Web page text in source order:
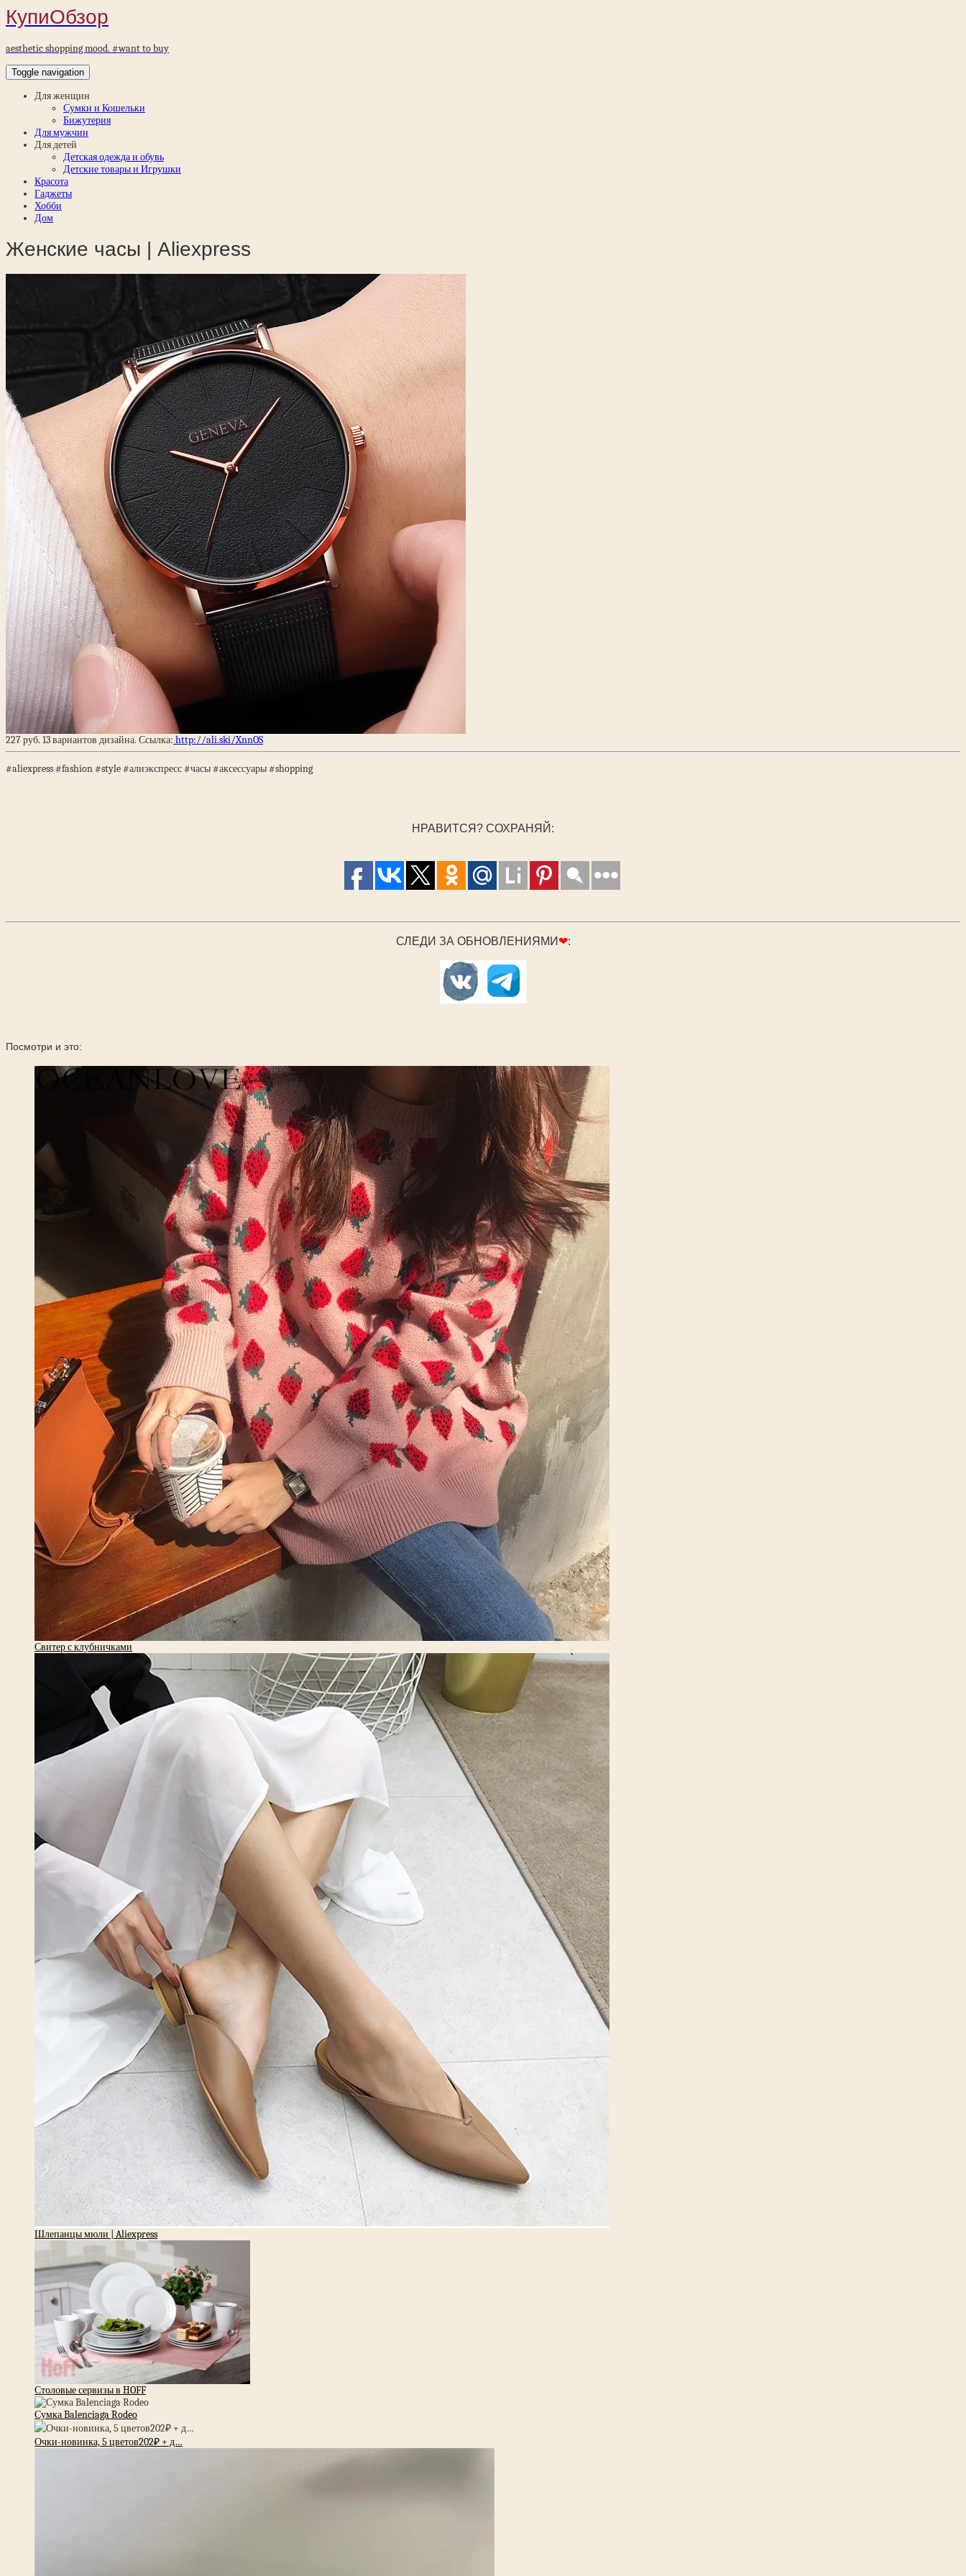
КупиОбзор
aesthetic shopping mood. #want to buy
Toggle navigation
Для женщин
Сумки и Кошельки
Бижутерия
Для мужчин
Для детей
Детская одежда и обувь
Детские товары и Игрушки
Красота
Гаджеты
Хобби
Дом
Женские часы | Aliexpress
227 руб. 13 вариантов дизайна. Ссылка: http://ali.ski/XnnOS
#aliexpress #fashion #style #алиэкспресс #часы #аксессуары #shopping
НРАВИТСЯ? СОХРАНЯЙ:
СЛЕДИ ЗА ОБНОВЛЕНИЯМИ ❤:
Посмотри и это:
Свитер с клубничками
Шлепанцы мюли | Aliexpress
Столовые сервизы в HOFF
Сумка Balenciaga Rodeo
Очки-новинка, 5 цветов202₽ + д…